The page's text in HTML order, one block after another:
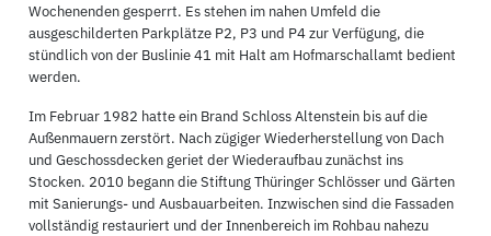
Wochenenden gesperrt. Es stehen im nahen Umfeld die
ausgeschilderten Parkplätze P2, P3 und P4 zur Verfügung, die
stündlich von der Buslinie 41 mit Halt am Hofmarschallamt bedient
werden.
Im Februar 1982 hatte ein Brand Schloss Altenstein bis auf die
Außenmauern zerstört. Nach zügiger Wiederherstellung von Dach
und Geschossdecken geriet der Wiederaufbau zunächst ins
Stocken. 2010 begann die Stiftung Thüringer Schlösser und Gärten
mit Sanierungs- und Ausbauarbeiten. Inzwischen sind die Fassaden
vollständig restauriert und der Innenbereich im Rohbau nahezu